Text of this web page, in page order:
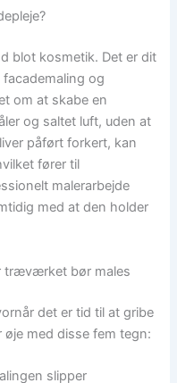
blot kosmetik. Det er dit
og
om at skabe en
og saltet luft, uden at
påført forkert, kan
fører til
malerarbejde
med at den holder
træværket bør males
det er tid til at gribe
øje med disse fem tegn:
slipper